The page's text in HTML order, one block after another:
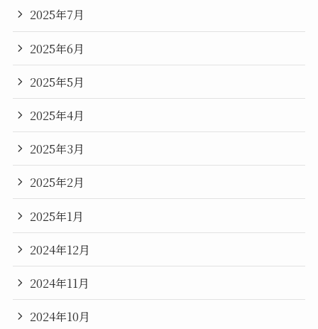
2025年7月
2025年6月
2025年5月
2025年4月
2025年3月
2025年2月
2025年1月
2024年12月
2024年11月
2024年10月